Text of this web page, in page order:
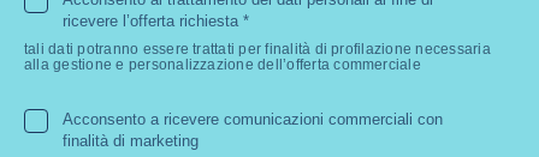
ricevere l’offerta richiesta *
tali dati potranno essere trattati per finalità di profilazione necessaria
alla gestione e personalizzazione dell’offerta commerciale
Acconsento a ricevere comunicazioni commerciali con
finalità di marketing